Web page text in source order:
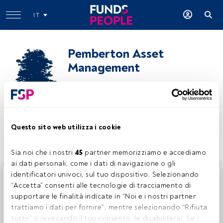
Questo sito web utilizza i cookie
Sia noi che i nostri 45 partner memorizziamo e accediamo
ai dati personali, come i dati di navigazione o gli
identificatori univoci, sul tuo dispositivo. Selezionando
“Accetta” consenti alle tecnologie di tracciamento di
supportare le finalità indicate in “Noi e i nostri partner
trattiamo i dati per fornire”, mentre selezionando “Rifiuta
tutto” o revocando il tuo consenso, le disabiliterai. Se i
IT
Pemberton Asset
Management
Questo è un articolo riservato agli utenti FundsPeople. Se
sei già registrato, accedi tramite il pulsante Login. Se non
hai ancora un account, ti invitiamo a registrarti per scoprire
tutti i contenuti che FundsPeople ha da offrire.